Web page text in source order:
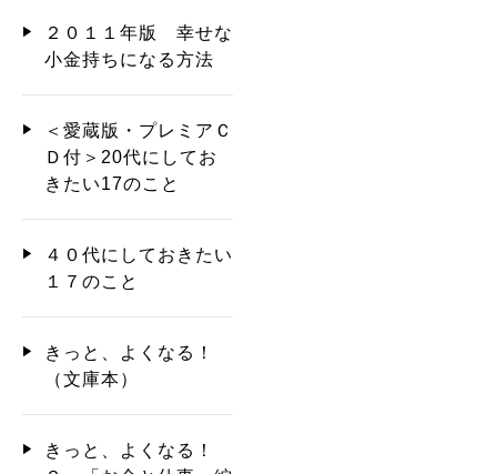
２０１１年版 幸せな
小金持ちになる方法
＜愛蔵版・プレミアＣ
Ｄ付＞20代にしてお
きたい17のこと
４０代にしておきたい
１７のこと
きっと、よくなる！
（文庫本）
きっと、よくなる！